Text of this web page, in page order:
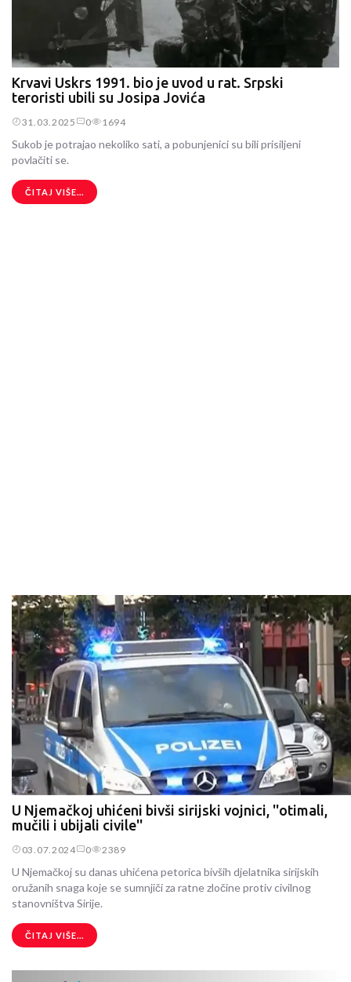
Krvavi Uskrs 1991. bio je uvod u rat. Srpski
teroristi ubili su Josipa Jovića
31.03.2025 0 1694
Sukob je potrajao nekoliko sati, a pobunjenici su bili prisiljeni
povlačiti se.
ČITAJ VIŠE...
U Njemačkoj uhićeni bivši sirijski vojnici, ''otimali,
mučili i ubijali civile''
03.07.2024 0 2389
U Njemačkoj su danas uhićena petorica bivših djelatnika sirijskih
oružanih snaga koje se sumnjiči za ratne zločine protiv civilnog
stanovništva Sirije.
ČITAJ VIŠE...